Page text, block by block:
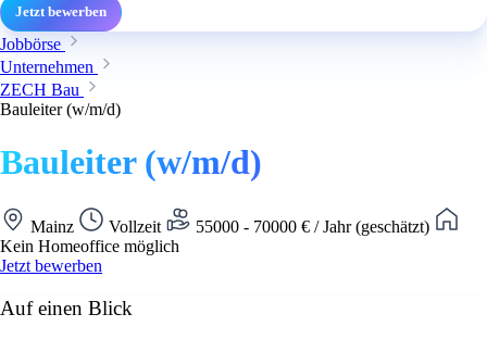
Jetzt bewerben
Jobbörse
Unternehmen
ZECH Bau
Bauleiter (w/m/d)
Bauleiter (w/m/d)
Mainz Vollzeit
55000 - 70000 € / Jahr (geschätzt)
Kein Homeoffice möglich
Jetzt bewerben
Auf einen Blick